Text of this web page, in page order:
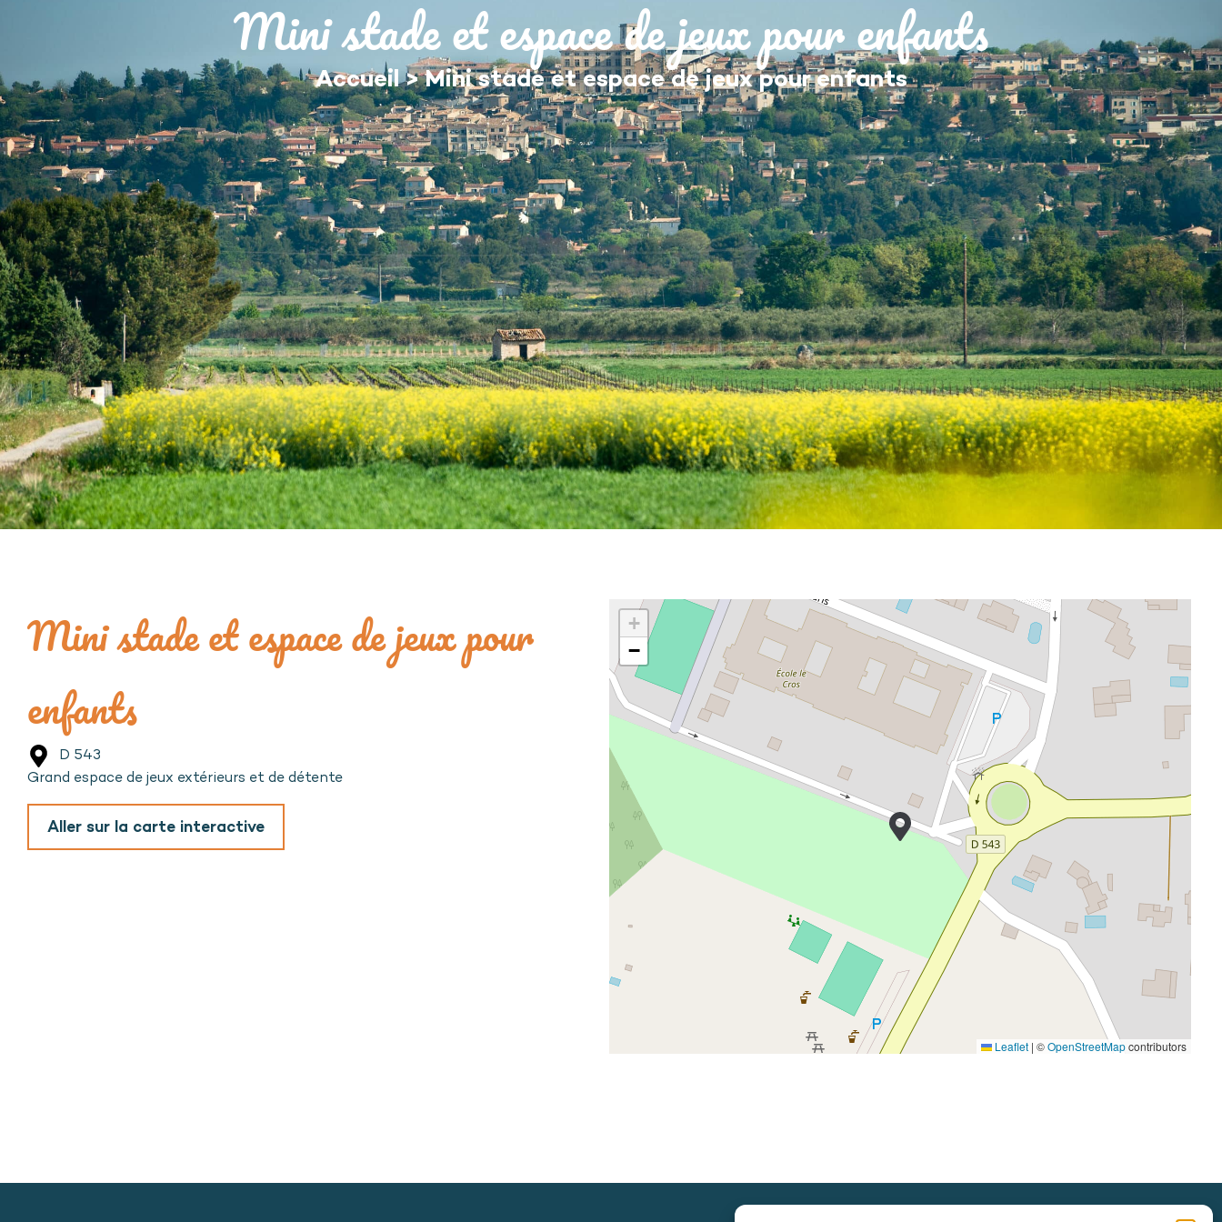
MA MAIRIE MON QUOTIDIEN DÉCOUVRIR ÉGUILLES MES DÉMARCHES
Mini stade et espace de jeux pour enfants
Accueil>Mini stade et espace de jeux pour enfants
Mini stade et espace de jeux pour
enfants
D 543
Grand espace de jeux extérieurs et de détente
Aller sur la carte interactive
+
−
Leaflet | ©OpenStreetMapcontributors